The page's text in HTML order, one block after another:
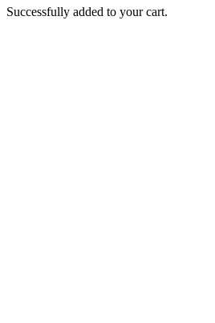
Successfully added to your cart.